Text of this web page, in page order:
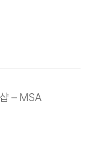
– MSA